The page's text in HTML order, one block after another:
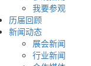
我要参观
历届回顾
新闻动态
展会新闻
行业新闻